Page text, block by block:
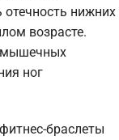
нижних
возрасте.
мышечных
ног
браслеты